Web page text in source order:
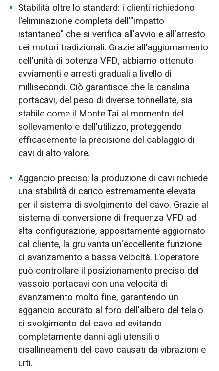
Stabilità oltre lo standard: i clienti richiedono
l'eliminazione completa dell'"impatto
istantaneo" che si verifica all'avvio e all'arresto
dei motori tradizionali. Grazie all'aggiornamento
dell'unità di potenza VFD, abbiamo ottenuto
avviamenti e arresti graduali a livello di
millisecondi. Ciò garantisce che la canalina
portacavi, del peso di diverse tonnellate, sia
stabile come il Monte Tai al momento del
sollevamento e dell'utilizzo, proteggendo
efficacemente la precisione del cablaggio di
cavi di alto valore.
Aggancio preciso: la produzione di cavi richiede
una stabilità di carico estremamente elevata
per il sistema di svolgimento del cavo. Grazie al
sistema di conversione di frequenza VFD ad
alta configurazione, appositamente aggiornato
dal cliente, la gru vanta un'eccellente funzione
di avanzamento a bassa velocità. L'operatore
può controllare il posizionamento preciso del
vassoio portacavi con una velocità di
avanzamento molto fine, garantendo un
aggancio accurato al foro dell'albero del telaio
di svolgimento del cavo ed evitando
completamente danni agli utensili o
disallineamenti del cavo causati da vibrazioni e
urti.